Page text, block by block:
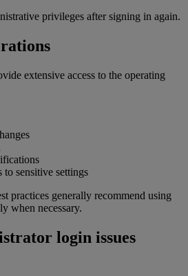
privileges after signing in again.
extensive access to the operating
to sensitive settings
practices generally recommend using
when necessary.
login issues